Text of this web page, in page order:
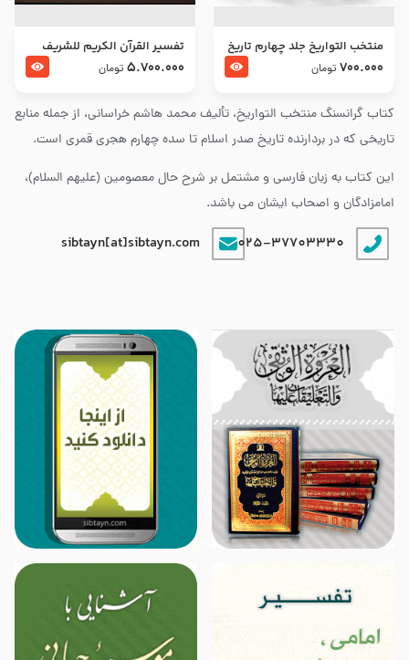
کتاب گرانسنگ منتخب التواريخ، تألیف محمد هاشم خراسانی، از جمله منابع
تاریخی که در بردارنده تاریخ صدر اسلام تا سده چهارم هجری قمری است.
این کتاب به زبان فارسی و مشتمل بر شرح حال معصومین (علیهم السلام)،
امامزادگان و اصحاب ایشان می باشد.
025-37703330
sibtayn[at]sibtayn.com
منتخب التواریخ جلد چهارم تاریخ
امام زین العابدین و امام محمد
700.000 تومان
تفسير القرآن الكريم للشريف
المرتضي قدس سرّه
5.700.000 تومان